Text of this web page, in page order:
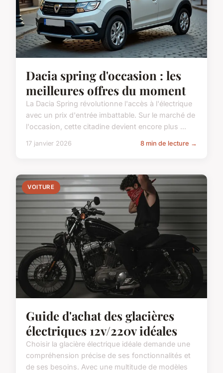
Dacia spring d'occasion : les
meilleures offres du moment
La Dacia Spring révolutionne l'accès à l'électrique
avec un prix d'entrée imbattable. Sur le marché de
l'occasion, cette citadine devient encore plus ...
17 janvier 2026 8 min de lecture →
VOITURE
Guide d'achat des glacières
électriques 12v/220v idéales
Choisir la glacière électrique idéale demande une
compréhension précise de ses fonctionnalités et
de ses besoins. Avec une multitude de modèles